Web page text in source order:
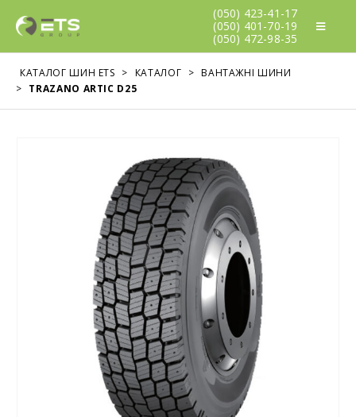
(050) 423-41-17
(050) 401-70-19
(050) 472-98-35
КАТАЛОГ ШИН ETS > КАТАЛОГ > ВАНТАЖНІ ШИНИ
> TRAZANO ARTIC D25
WestLake Sport RS
WestLake SU318
WestLake Sport RS
з 5
WestLake SU318
0 з 5